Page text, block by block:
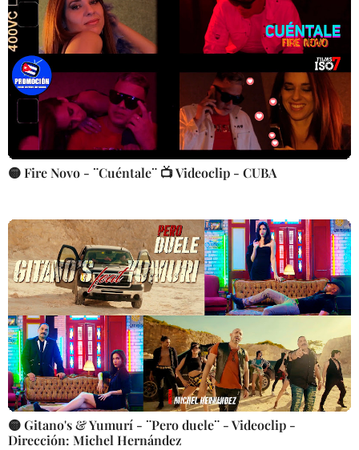
🟡 Fire Novo - ¨Cuéntale¨ 📺 Videoclip - CUBA
🟡 Gitano's & Yumurí - ¨Pero duele¨ - Videoclip -
Dirección: Michel Hernández